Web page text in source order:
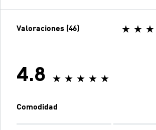
Valoraciones (46)
4.8
Comodidad